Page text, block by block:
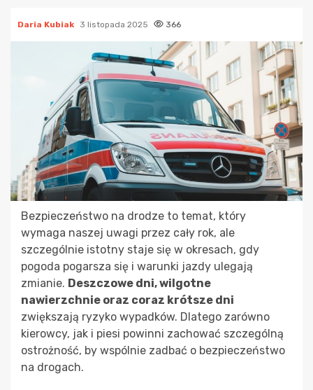
Daria Kubiak 3 listopada 2025 366
Bezpieczeństwo na drodze to temat, który
wymaga naszej uwagi przez cały rok, ale
szczególnie istotny staje się w okresach, gdy
pogoda pogarsza się i warunki jazdy ulegają
zmianie. Deszczowe dni, wilgotne
nawierzchnie oraz coraz krótsze dni
zwiększają ryzyko wypadków. Dlatego zarówno
kierowcy, jak i piesi powinni zachować szczególną
ostrożność, by wspólnie zadbać o bezpieczeństwo
na drogach.